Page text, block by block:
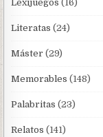
Lexijuegos (16)
Literatas (24)
Máster (29)
Memorables (148)
Palabritas (23)
Relatos (141)